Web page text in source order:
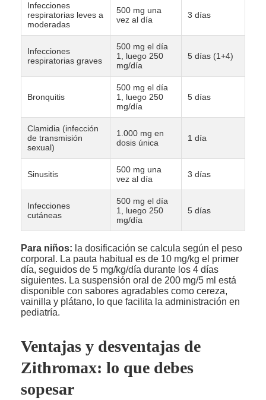
Infecciones
respiratorias leves a
moderadas
500 mg una
vez al día
3 días
Infecciones
respiratorias graves
500 mg el día
1, luego 250
mg/día
5 días (1+4)
Bronquitis
500 mg el día
1, luego 250
mg/día
5 días
Clamidia (infección
de transmisión
sexual)
1.000 mg en
dosis única
1 día
Sinusitis
500 mg una
vez al día
3 días
Infecciones
cutáneas
500 mg el día
1, luego 250
mg/día
5 días
Para niños: la dosificación se calcula según el peso
corporal. La pauta habitual es de 10 mg/kg el primer
día, seguidos de 5 mg/kg/día durante los 4 días
siguientes. La suspensión oral de 200 mg/5 ml está
disponible con sabores agradables como cereza,
vainilla y plátano, lo que facilita la administración en
pediatría.
Ventajas y desventajas de
Zithromax: lo que debes
sopesar